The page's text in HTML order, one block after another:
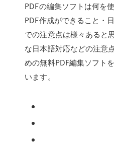
PDFの編集ソフトは何を
PDF作成ができること・
での注意点は様々あると
な日本語対応などの注意
めの無料PDF編集ソフト
います。